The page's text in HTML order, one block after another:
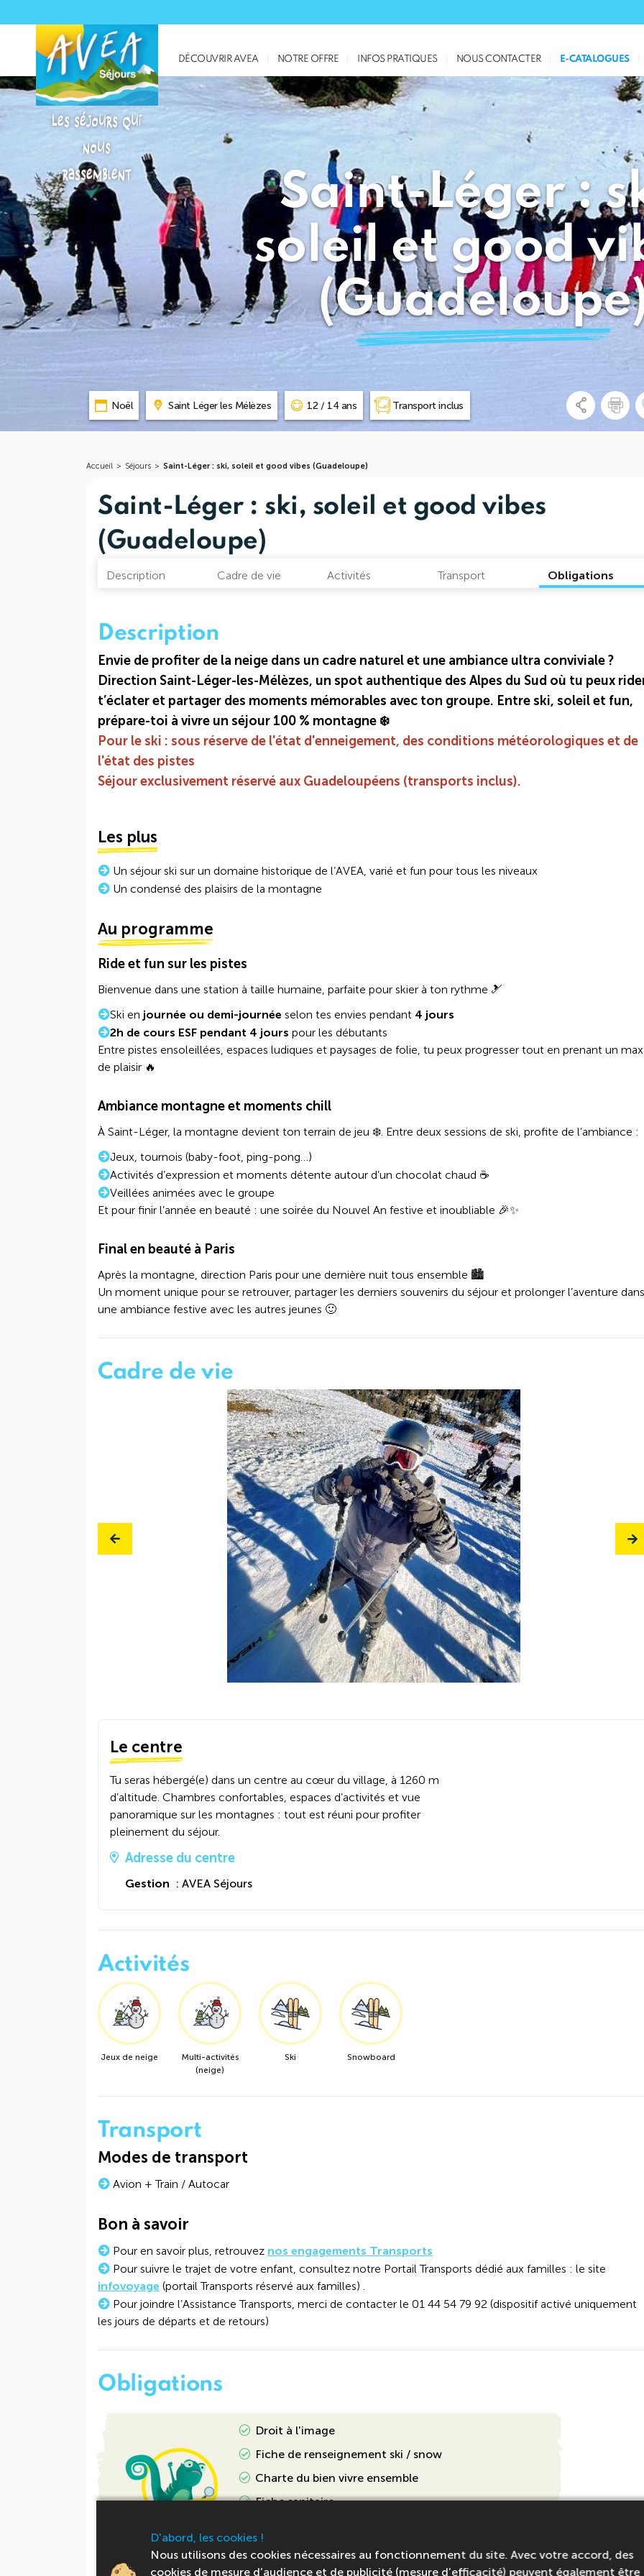
Les séjours qui
nous
rassemblent
DÉCOUVRIR AVEA NOTRE OFFRE INFOS PRATIQUES NOUS CONTACTER E-CATALOGUES
Saint-Léger :
soleil et good
Noël Saint Léger les Mélèzes 12 / 14 ans Transport inclus
Accueil > Séjours > Saint-Léger : ski, soleil et good vibes (Guadeloupe)
Saint-Léger : ski, soleil et good vibes
(Guadeloupe)
Description Cadre de vie Activités Transport Obligations
Description
Envie de profiter de la neige dans un cadre naturel et une ambiance ultra conviviale ?
Direction Saint-Léger-les-Mélèzes, un spot authentique des Alpes du Sud où tu peux
t’éclater et partager des moments mémorables avec ton groupe. Entre ski, soleil et fun,
prépare-toi à vivre un séjour 100 % montagne ❄️
Pour le ski : sous réserve de l'état d'enneigement, des conditions météorologiques et de
l'état des pistes
Séjour exclusivement réservé aux Guadeloupéens (transports inclus).
Les plus
Un séjour ski sur un domaine historique de l’AVEA, varié et fun pour tous les niveaux
Un condensé des plaisirs de la montagne
Au programme
Ride et fun sur les pistes
Bienvenue dans une station à taille humaine, parfaite pour skier à ton rythme 🎿
Ski en journée ou demi-journée selon tes envies pendant 4 jours
2h de cours ESF pendant 4 jours pour les débutants
Entre pistes ensoleillées, espaces ludiques et paysages de folie, tu peux progresser tout en prenant un max
de plaisir 🔥
Ambiance montagne et moments chill
À Saint-Léger, la montagne devient ton terrain de jeu ❄️. Entre deux sessions de ski, profite de l’ambiance :
Jeux, tournois (baby-foot, ping-pong…)
Activités d’expression et moments détente autour d’un chocolat chaud ☕
Veillées animées avec le groupe
Et pour finir l’année en beauté : une soirée du Nouvel An festive et inoubliable 🎉✨
Final en beauté à Paris
Après la montagne, direction Paris pour une dernière nuit tous ensemble 🏙️
Un moment unique pour se retrouver, partager les derniers souvenirs du séjour et prolonger l’aventure dans
une ambiance festive avec les autres jeunes 🙂
Cadre de vie
Le centre
Tu seras hébergé(e) dans un centre au cœur du village, à 1260 m
d’altitude. Chambres confortables, espaces d’activités et vue
panoramique sur les montagnes : tout est réuni pour profiter
pleinement du séjour.
Adresse du centre
Gestion : AVEA Séjours
Activités
Jeux de neige
Multi-activités
(neige)
Ski Snowboard
Transport
Modes de transport
Avion + Train / Autocar
Bon à savoir
Pour en savoir plus, retrouvez nos engagements Transports
Pour suivre le trajet de votre enfant, consultez notre Portail Transports dédié aux familles : le site
infovoyage (portail Transports réservé aux familles) .
Pour joindre l’Assistance Transports, merci de contacter le 01 44 54 79 92 (dispositif activé uniquement
les jours de départs et de retours)
Obligations
Droit à l'image
Fiche de renseignement ski / snow
Charte du bien vivre ensemble
Fiche sanitaire
Carte d'identité ou passeport en cours de validité
D'abord, les cookies !
Nous utilisons des cookies nécessaires au fonctionnement du site. Avec votre accord, des
cookies de mesure d’audience et de publicité (mesure d’efficacité) peuvent également être